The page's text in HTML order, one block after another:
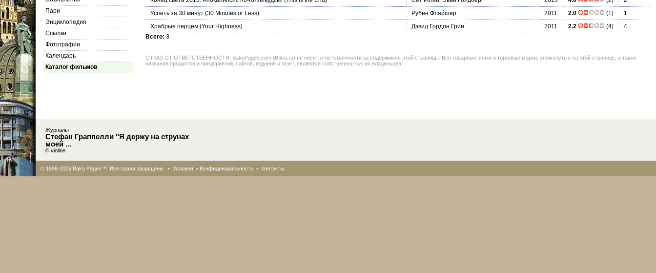
Пари
Энциклопедия
Cсылки
Фотографии
Календарь
Каталог фильмов
Успеть за 30 минут (30 Minutes or Less) Рубен Фляйшер 2011 2.0 (1)
1
Храбрые перцем (Your Highness) Дэвид Гордон Грин 2011 2.2 (4)
4
Всего: 3
ОТКАЗ ОТ ОТВЕТСТВЕННОСТИ: BakuPages.com (Baku.ru) не несет ответственности за содержимое этой страницы. Все товарные знаки и торговые марки, упомянутые на этой странице, а также
названия продуктов и предприятий, сайтов, изданий и газет, являются собственностью их владельцев.
Журналы
Стефан Граппелли "Я держу на струнах
моей ...
© violine
© 1998-2026 Baku Pages™. Все права защищены • Условия • Конфиденциальность • Контакты